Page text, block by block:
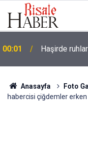
22:35 İstanbul'da
Anasayfa Foto
habercisi çiğdemler erken